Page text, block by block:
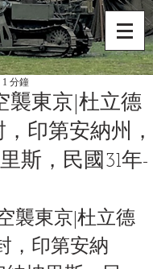
襲東京|杜立德
印第安納州，
斯，民國31年-
分鐘
襲東京|杜立德
，印第安納